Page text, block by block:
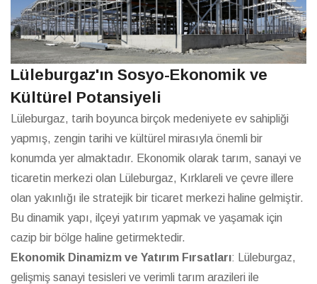
Lüleburgaz'ın Sosyo-Ekonomik ve
Kültürel Potansiyeli
Lüleburgaz, tarih boyunca birçok medeniyete ev sahipliği
yapmış, zengin tarihi ve kültürel mirasıyla önemli bir
konumda yer almaktadır. Ekonomik olarak tarım, sanayi ve
ticaretin merkezi olan Lüleburgaz, Kırklareli ve çevre illere
olan yakınlığı ile stratejik bir ticaret merkezi haline gelmiştir.
Bu dinamik yapı, ilçeyi yatırım yapmak ve yaşamak için
cazip bir bölge haline getirmektedir.
Ekonomik Dinamizm ve Yatırım Fırsatları: Lüleburgaz,
gelişmiş sanayi tesisleri ve verimli tarım arazileri ile